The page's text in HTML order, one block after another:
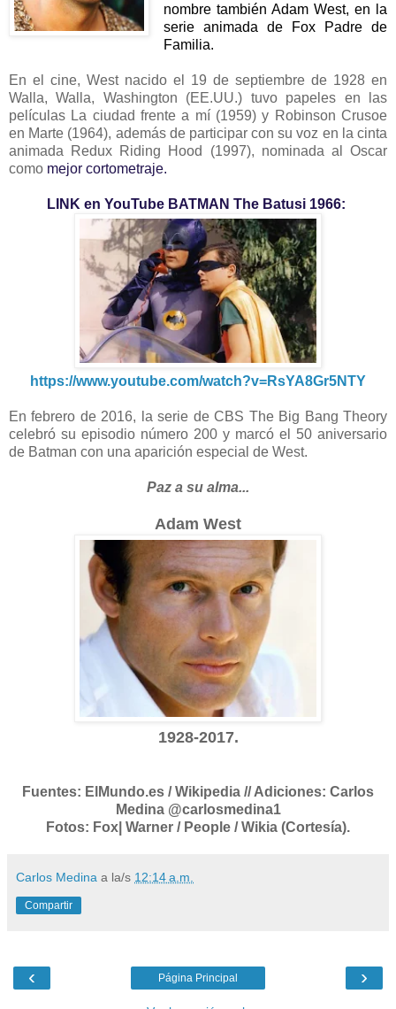
nombre también Adam West, en la
serie animada de Fox Padre de
Familia.
En el cine, West nacido el 19 de septiembre de 1928 en
Walla, Walla, Washington (EE.UU.) tuvo papeles en las
películas La ciudad frente a mí (1959) y Robinson Crusoe
en Marte (1964), además de participar con su voz en la cinta
animada Redux Riding Hood (1997), nominada al Oscar
como mejor cortometraje.
LINK en YouTube BATMAN The Batusi 1966:
https://www.youtube.com/watch?v=RsYA8Gr5NTY
En febrero de 2016, la serie de CBS The Big Bang Theory
celebró su episodio número 200 y marcó el 50 aniversario
de Batman con una aparición especial de West.
Paz a su alma...
Adam West
1928-2017.
Fuentes: ElMundo.es / Wikipedia // Adiciones: Carlos
Medina @carlosmedina1
Fotos: Fox| Warner / People / Wikia (Cortesía).
Carlos Medina a la/s 12:14 a.m.
Compartir
‹ ›
Página Principal